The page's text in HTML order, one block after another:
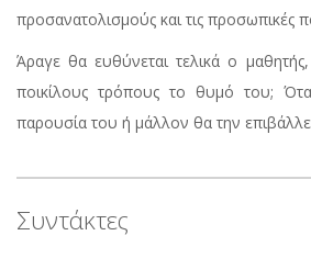
προσανατολισμούς και τις προσωπικές
Άραγε θα ευθύνεται τελικά ο
ποικίλους τρόπους το θυμό του;
παρουσία του ή μάλλον θα την
Συντάκτες